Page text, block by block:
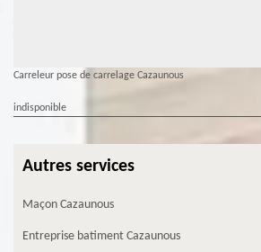
Carreleur pose de carrelage Cazaunous
indisponible
Autres services
Maçon Cazaunous
Entreprise batiment Cazaunous